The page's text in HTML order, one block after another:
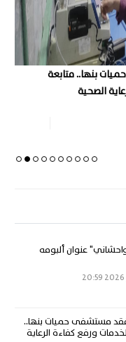
بنها.. متابعة
الصحية
عنوان ألبومه
مستشفى حميات بنها..
ورفع كفاءة الرعاية